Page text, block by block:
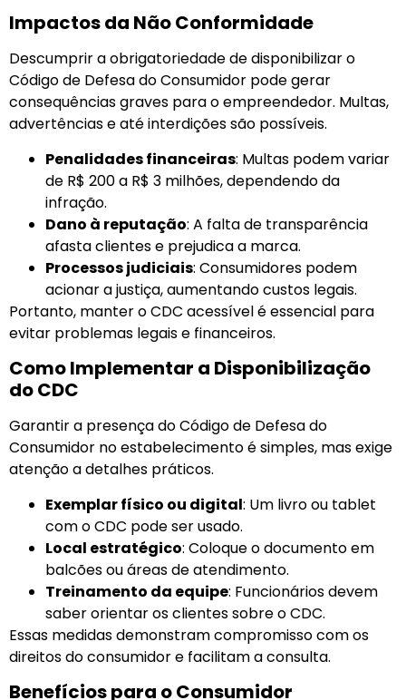
Impactos da Não Conformidade
Descumprir a obrigatoriedade de disponibilizar o
Código de Defesa do Consumidor pode gerar
consequências graves para o empreendedor. Multas,
advertências e até interdições são possíveis.
Penalidades financeiras: Multas podem variar
de R$ 200 a R$ 3 milhões, dependendo da
infração.
Dano à reputação: A falta de transparência
afasta clientes e prejudica a marca.
Processos judiciais: Consumidores podem
acionar a justiça, aumentando custos legais.
Portanto, manter o CDC acessível é essencial para
evitar problemas legais e financeiros.
Como Implementar a Disponibilização
do CDC
Garantir a presença do Código de Defesa do
Consumidor no estabelecimento é simples, mas exige
atenção a detalhes práticos.
Exemplar físico ou digital: Um livro ou tablet
com o CDC pode ser usado.
Local estratégico: Coloque o documento em
balcões ou áreas de atendimento.
Treinamento da equipe: Funcionários devem
saber orientar os clientes sobre o CDC.
Essas medidas demonstram compromisso com os
direitos do consumidor e facilitam a consulta.
Benefícios para o Consumidor